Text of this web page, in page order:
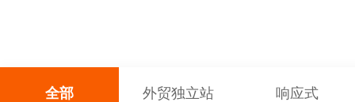
全部 外贸独立站 响应式